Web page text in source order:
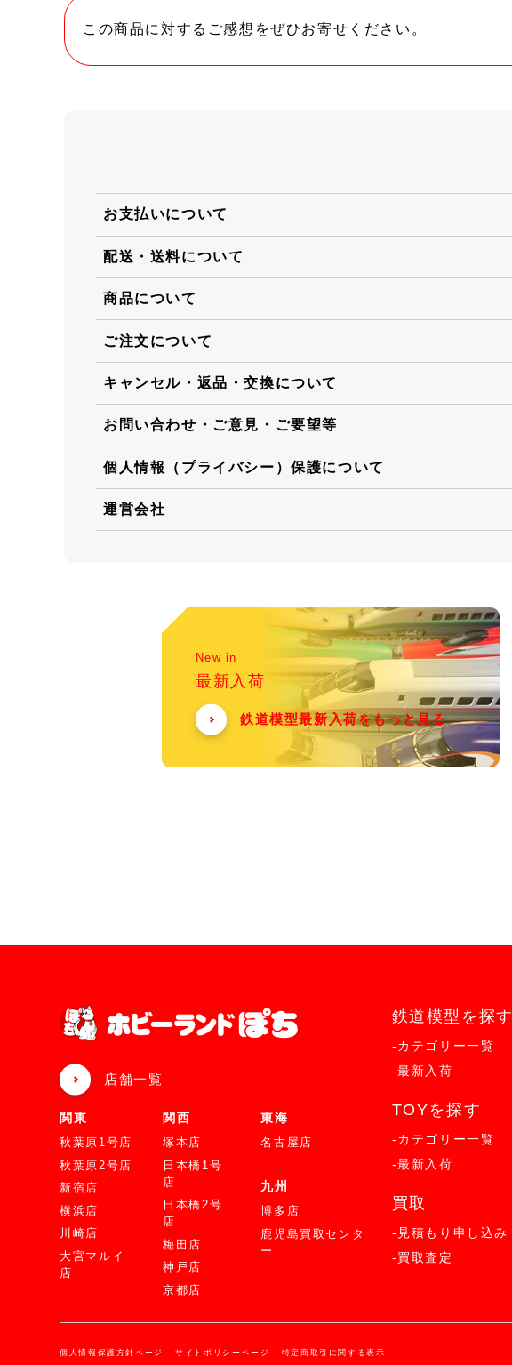
この商品に対するご感想をぜひお寄せください。
お支払いについて
配送・送料について
商品について
ご注文について
キャンセル・返品・交換について
お問い合わせ・ご意見・ご要望等
個人情報（プライバシー）保護について
運営会社
New in
最新入荷
鉄道模型最新入荷をもっと見る
店舗一覧
関東
秋葉原1号店
秋葉原2号店
新宿店
横浜店
川崎店
大宮マルイ
店
関西
塚本店
日本橋1号
店
日本橋2号
店
梅田店
神戸店
京都店
東海
名古屋店
九州
博多店
鹿児島買取センタ
ー
鉄道模型を探す
-カテゴリー一覧
-最新入荷
TOYを探す
-カテゴリー一覧
-最新入荷
買取
-見積もり申し込み
-買取査定
個人情報保護方針ページ サイトポリシーページ 特定商取引に関する表示